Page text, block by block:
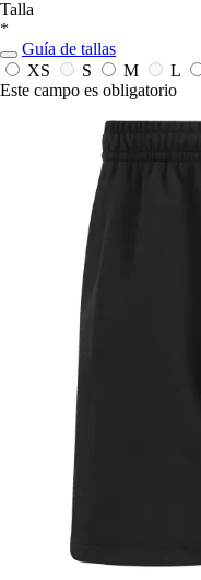
Talla
*
Guía de tallas
XS
S M L
Este campo es obligatorio